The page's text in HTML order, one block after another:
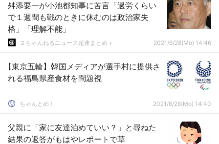
舛添要一が小池都知事に苦言「過労くらい
で１週間も戦のときに休むのは政治家失
格」「理解不能」
２ちゃんねるニュース超速まとめ＋ 2021/6/28(Mo) 14:46
【東京五輪】韓国メディアが選手村に提供さ
れる福島県産食材を問題視
ちゃんとめ！ 2021/6/28(Mo) 14:40
父親に「家に友達泊めていい？」と尋ねた
結果の返答がもはやレポートで草